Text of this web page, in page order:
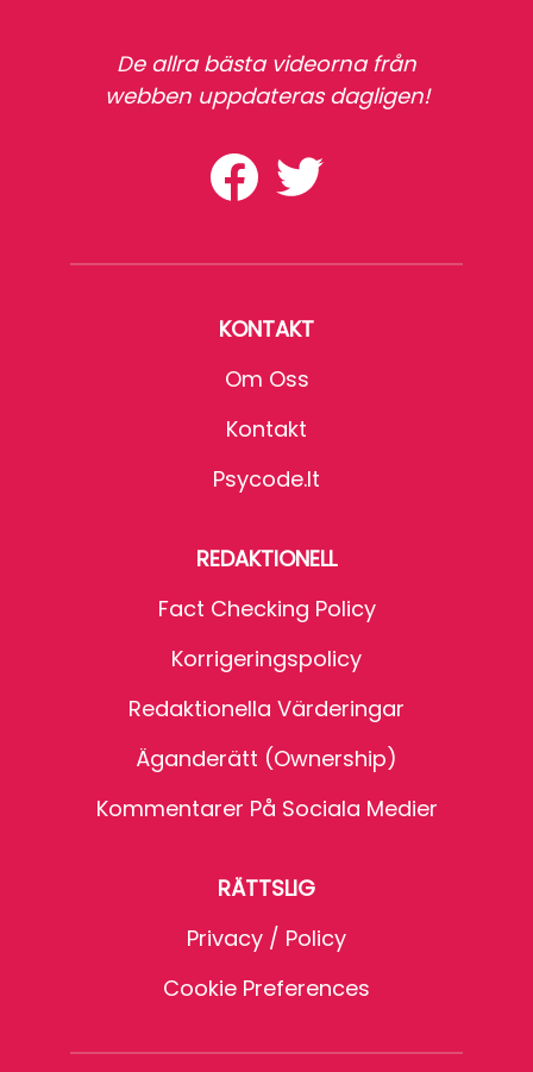
De allra bästa videorna från
webben uppdateras dagligen!
KONTAKT
Om Oss
Kontakt
Psycode.it
REDAKTIONELL
Fact Checking Policy
Korrigeringspolicy
Redaktionella Värderingar
Äganderätt (Ownership)
Kommentarer På Sociala Medier
RÄTTSLIG
Privacy / Policy
Cookie Preferences